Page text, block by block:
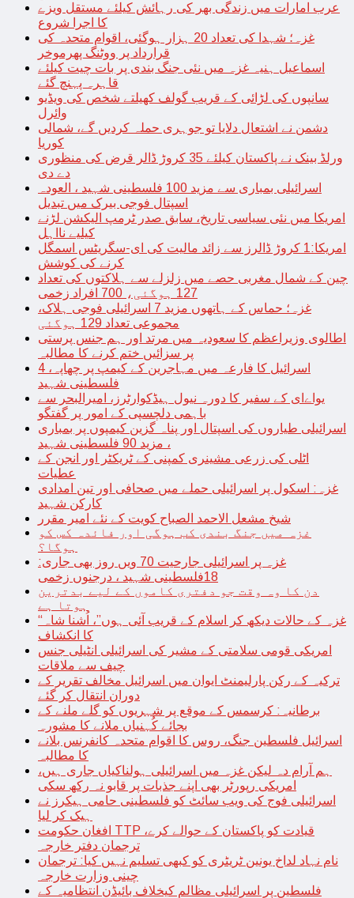
عرب امارات میں زندگی بھر کی رہائش کیلئے مستقل ویزے
کا اجرا شروع
غزہ؛ شہدا کی تعداد 20 ہزار ہوگئی، اقوام متحدہ کی
قرارداد پر ووٹنگ پھرموخر
اسماعیل ہنیہ غزہ میں نئی جنگ بندی پر بات چیت کیلئے
قاہرہ پہنچ گئے
سانپوں کی لڑائی کے قریب گولف کھیلتے شخص کی ویڈیو
وائرل
دشمن نے اشتعال دلایا تو جوہری حملہ کردیں گے، شمالی
کوریا
ورلڈ بینک نے پاکستان کیلئے 35 کروڑ ڈالر قرض کی منظوری
دے دی
اسرائیلی بمباری سے مزید 100 فلسطینی شہید ، العودہ
اسپتال فوجی بیرک میں تبدیل
امریکا میں نئی سیاسی تاریخ، سابق صدر ٹرمپ الیکشن لڑنے
کیلیے نااہل
امریکا:1 کروڑ ڈالرز سے زائد مالیت کی ای-سگریٹس اسمگل
کرنے کی کوشش
چین کے شمال مغربی حصے میں زلزلے سے ہلاکتوں کی تعداد
127 ہوگئی، 700 افراد زخمی
غزہ؛ حماس کے ہاتھوں مزید 7 اسرائیلی فوجی ہلاک،
مجموعی تعداد 129 ہوگئی
اطالوی وزیراعظم کا سعودیہ میں مرتد اور ہم جنس پرستی
پر سزائیں ختم کرنے کا مطالبہ
اسرائیل کا فارعہ میں مہاجرین کے کیمپ پر چھاپہ، 4
فلسطینی شہید
یواےای کے سفیر کا دورہ نیول ہیڈکوارٹرز، امیرالبحر سے
باہمی دلچسپی کے امور پر گفتگو
اسرائیلی طیاروں کی اسپتال اور پناہ گزین کیمپوں پر بمباری
، مزید 90 فلسطینی شہید
اٹلی کی زرعی مشینری کمپنی کے ٹریکٹر اور انجن کے
عطیات
غزہ: اسکول پر اسرائیلی حملے میں صحافی اور تین امدادی
کارکن شہید
شیخ مشعل الاحمد الصباح کویت کے نئے امیر مقرر
غزہ میں جنگ بندی کب ہوگی اور فائدہ کس کو
ہوگا؟
غزہ پر اسرائیلی جارحیت 70 ویں روز بھی جاری:
18فلسطینی شہید ، درجنوں زخمی
دن کا وہ وقت جو دفتری کاموں کے لیے بدترین
ہوتا ہے
“غزہ کے حالات دیکھ کر اسلام کے قریب آئی ہوں”، اُشنا شاہ
کا انکشاف
امریکی قومی سلامتی کے مشیر کی اسرائیلی انٹیلی جنس
چیف سے ملاقات
ترکیہ کے رکن پارلیمنٹ ایوان میں اسرائیل مخالف تقریر کے
دوران انتقال کر گئے
برطانیہ: کرسمس کے موقع پر شہریوں کو گلے ملنے کے
بجائے کُہنیاں ملانے کا مشورہ
اسرائیل فلسطین جنگ، روس کا اقوام متحدہ کانفرنس بلانے
کا مطالبہ
ہم آرام دہ لیکن غزہ میں اسرائیلی ہولناکیاں جاری ہیں،
امریکی رپورٹر بھی اپنے جذبات پر قابو نہ رکھ سکی
اسرائیلی فوج کی ویب سائٹ کو فلسطینی حامی ہیکرز نے
ہیک کر لیا
افغان حکومت TTP قیادت کو پاکستان کے حوالے کرے،
ترجمان دفتر خارجہ
نام نہاد لداخ یونین ٹریٹری کو کبھی تسلیم نہیں کیا: ترجمان
چینی وزارت خارجہ
فلسطین پر اسرائیلی مظالم کیخلاف بائیڈن انتظامیہ کے